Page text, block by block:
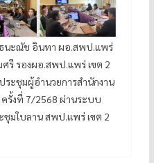
นะณัช อินทา ผอ.สพป.แพร่
รี รองผอ.สพป.แพร่ เขต 2
ะชุมผู้อำนวยการสำนักงาน
รั้งที่ 7/2568 ผ่านระบบ
มใบลาน สพป.แพร่ เขต 2